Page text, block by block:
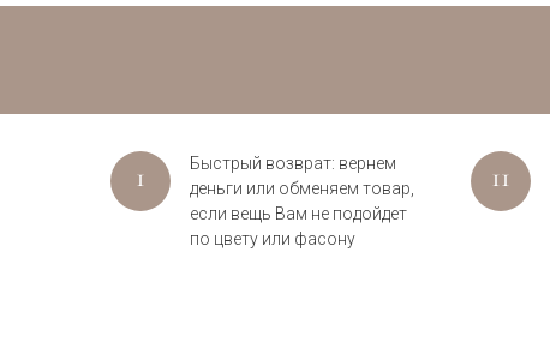
Быстрый возврат: вернем
деньги или обменяем товар,
если вещь Вам не подойдет
по цвету или фасону